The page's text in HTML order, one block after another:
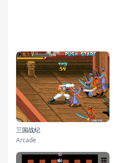
三国战纪
Arcade